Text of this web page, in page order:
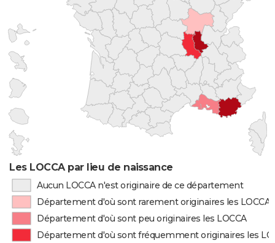
Les LOCCA par lieu de naissance
Aucun LOCCA n'est originaire de ce département
Département d'où sont rarement originaires les LOCCA
Département d'où sont peu originaires les LOCCA
Département d'où sont fréquemment originaires les